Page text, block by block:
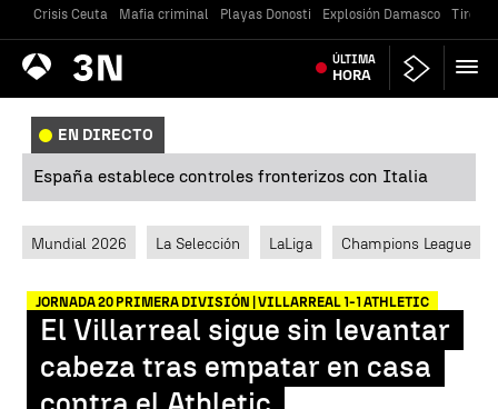
Crisis Ceuta Mafia criminal Playas Donosti Explosión Damasco Tiroteo
Antena
3 Noticias ÚLTIMA
HORA
EN DIRECTO
España establece controles fronterizos con Italia
Mundial 2026 La Selección LaLiga Champions League
JORNADA 20 PRIMERA DIVISIÓN | VILLARREAL 1-1 ATHLETIC
El Villarreal sigue sin levantar
cabeza tras empatar en casa